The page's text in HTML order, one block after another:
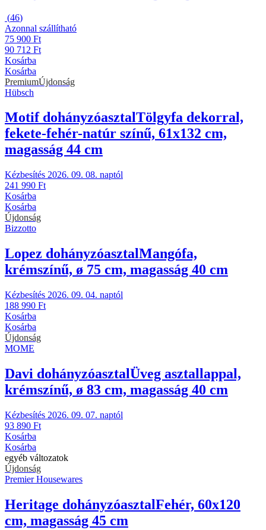
(46)
Azonnal szállítható
75 900 Ft
90 712 Ft
Kosárba
Kosárba
PremiumÚjdonság
Hübsch
Motif dohányzóasztalTölgyfa dekorral,
fekete-fehér-natúr színű, 61x132 cm,
magasság 44 cm
Kézbesítés 2026. 09. 08. naptól
241 990 Ft
Kosárba
Kosárba
Újdonság
Bizzotto
Lopez dohányzóasztalMangófa,
krémszínű, ø 75 cm, magasság 40 cm
Kézbesítés 2026. 09. 04. naptól
188 990 Ft
Kosárba
Kosárba
Újdonság
MOME
Davi dohányzóasztalÜveg asztallappal,
krémszínű, ø 83 cm, magasság 40 cm
Kézbesítés 2026. 09. 07. naptól
93 890 Ft
Kosárba
Kosárba
egyéb változatok
Újdonság
Premier Housewares
Heritage dohányzóasztalFehér, 60x120
cm, magasság 45 cm